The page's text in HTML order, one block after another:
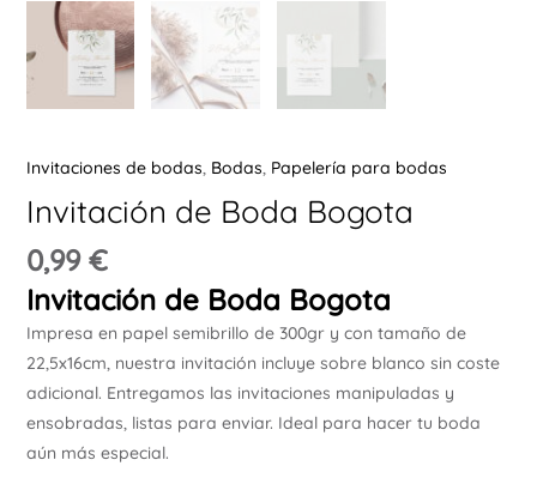
Invitaciones de bodas, Bodas, Papelería para bodas
Invitación de Boda Bogota
0,99 €
Invitación de Boda Bogota
Impresa en papel semibrillo de 300gr y con tamaño de
22,5x16cm, nuestra invitación incluye sobre blanco sin coste
adicional. Entregamos las invitaciones manipuladas y
ensobradas, listas para enviar. Ideal para hacer tu boda
aún más especial.